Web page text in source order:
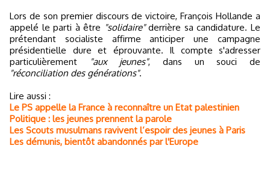
Lors de son premier discours de victoire, François Hollande a
appelé le parti à être "solidaire"derrière sa candidature. Le
prétendant socialiste affirme anticiper une campagne
présidentielle dure et éprouvante. Il compte s'adresser
particulièrement
"aux jeunes", dans un souci de
"réconciliation des générations".
Lire aussi :
Le PS appelle la France à reconnaître un Etat palestinien
Politique : les jeunes prennent la parole
Les Scouts musulmans ravivent l’espoir des jeunes à Paris
Les démunis, bientôt abandonnés par l'Europe